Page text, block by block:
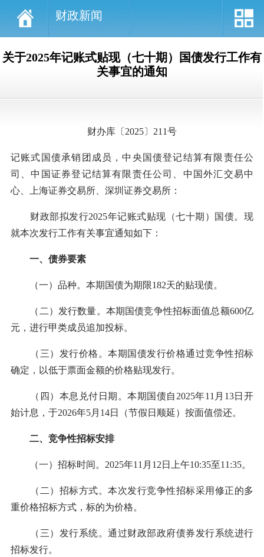
财政新闻
关于2025年记账式贴现（七十期）国债发行工作有
关事宜的通知
财办库〔2025〕211号
记账式国债承销团成员，中央国债登记结算有限责任公
司、中国证券登记结算有限责任公司、中国外汇交易中
心、上海证券交易所、深圳证券交易所：
财政部拟发行2025年记账式贴现（七十期）国债。现
就本次发行工作有关事宜通知如下：
一、债券要素
（一）品种。本期国债为期限182天的贴现债。
（二）发行数量。本期国债竞争性招标面值总额600亿
元，进行甲类成员追加投标。
（三）发行价格。本期国债发行价格通过竞争性招标
确定，以低于票面金额的价格贴现发行。
（四）本息兑付日期。本期国债自2025年11月13日开
始计息，于2026年5月14日（节假日顺延）按面值偿还。
二、竞争性招标安排
（一）招标时间。2025年11月12日上午10:35至11:35。
（二）招标方式。本次发行竞争性招标采用修正的多
重价格招标方式，标的为价格。
（三）发行系统。通过财政部政府债券发行系统进行
招标发行。